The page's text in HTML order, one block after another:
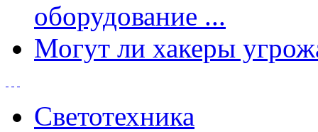
оборудование ...
Могут ли хакеры
Светотехника